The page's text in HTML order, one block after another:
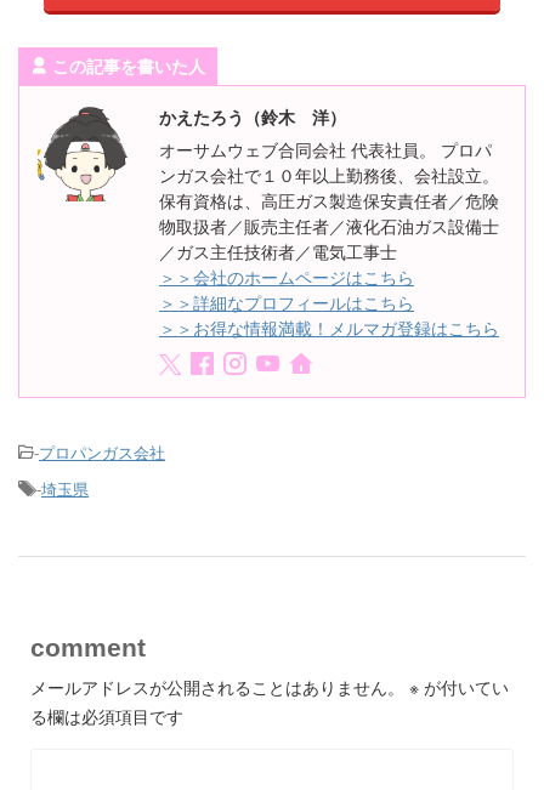
この記事を書いた人
かえたろう（鈴木 洋）
オーサムウェブ合同会社 代表社員。 プロパ
ンガス会社で１０年以上勤務後、会社設立。
保有資格は、高圧ガス製造保安責任者／危険
物取扱者／販売主任者／液化石油ガス設備士
／ガス主任技術者／電気工事士
＞＞会社のホームページはこちら
＞＞詳細なプロフィールはこちら
＞＞お得な情報満載！メルマガ登録はこちら
-プロパンガス会社
-埼玉県
comment
メールアドレスが公開されることはありません。 ※ が付いてい
る欄は必須項目です